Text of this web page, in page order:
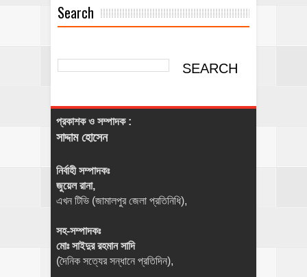
Search
প্রকাশক ও সম্পাদক :
সাদ্দাম হোসেন
নির্বাহী সম্পাদকঃ
জুয়েল রানা,
এখন টিভি (জামালপুর জেলা প্রতিনিধি),
সহ-সম্পাদকঃ
মোঃ সাইদুর রহমান সাদি
(দৈনিক সত্যের সন্ধানে প্রতিদিন),